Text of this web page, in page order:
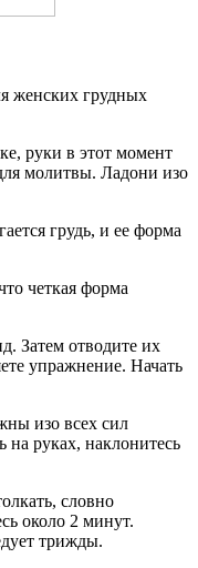
женских грудных
руки в этот момент
молитвы. Ладони изо
грудь, и ее форма
четкая форма
Затем отводите их
упражнение. Начать
изо всех сил
на руках, наклонитесь
словно
около 2 минут.
трижды.